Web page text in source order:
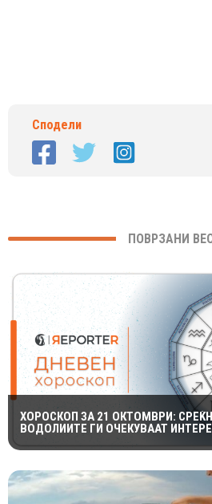
Сподели
ПОВРЗАНИ
ХОРОСКОП ЗА 21 ОКТОМВРИ:
ВОДОЛИИТЕ ГИ ОЧЕКУВААТ